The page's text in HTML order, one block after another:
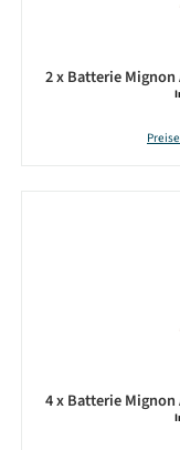
2 x Batterie Mignon
4 x Batterie Mignon